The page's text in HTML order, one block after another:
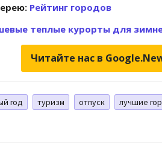
Рейтинг городов
теплые курорты для
Читайте нас в
год туризм отпуск
лучшие